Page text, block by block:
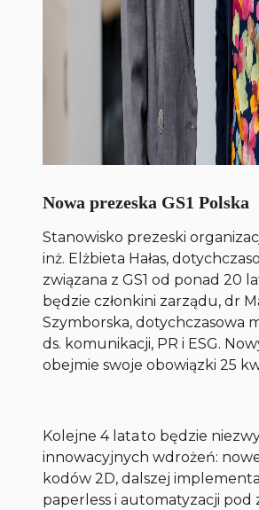
Nowa prezeska GS1 Polska
Stanowisko prezeski
inż. Elżbieta Hałas,
związana z GS1 od ponad 20
będzie członkini zarządu, dr
Szymborska, dotychczasowa
ds. komunikacji, PR i ESG.
obejmie swoje obowiązki 25
Kolejne 4 lata to będzie
innowacyjnych wdrożeń:
kodów 2D, dalszej
paperless i automatyzacji pod